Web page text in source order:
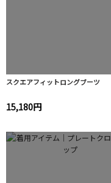
スクエアフィットロングブーツ
15,180円